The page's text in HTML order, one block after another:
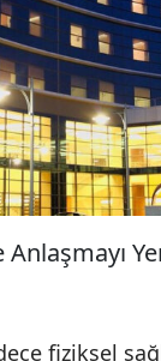
fiziksel